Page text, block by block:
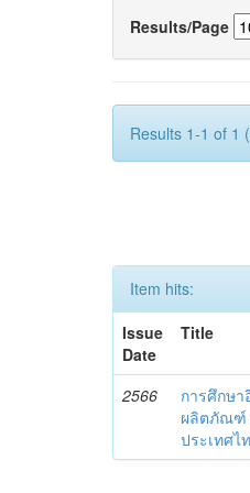
Results/Page
Results 1-1 of 1
Item hits:
Issue
Date
Title
2566
การศึกษ
ผลิตภัณฑ์
ประเทศไ